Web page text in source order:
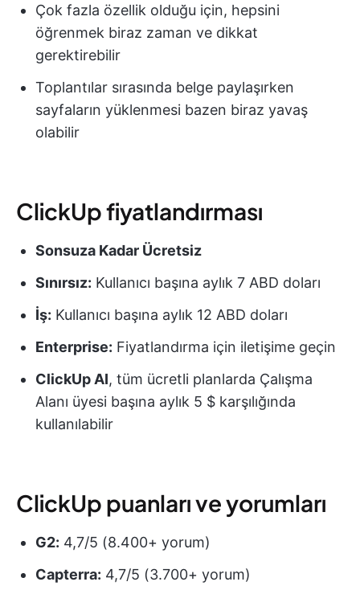
Çok fazla özellik olduğu için, hepsini
öğrenmek biraz zaman ve dikkat
gerektirebilir
Toplantılar sırasında belge paylaşırken
sayfaların yüklenmesi bazen biraz yavaş
olabilir
ClickUp fiyatlandırması
Sonsuza Kadar Ücretsiz
Sınırsız: Kullanıcı başına aylık 7 ABD doları
İş: Kullanıcı başına aylık 12 ABD doları
Enterprise: Fiyatlandırma için iletişime geçin
ClickUp AI, tüm ücretli planlarda Çalışma
Alanı üyesi başına aylık 5 $ karşılığında
kullanılabilir
ClickUp puanları ve yorumları
G2: 4,7/5 (8.400+ yorum)
Capterra: 4,7/5 (3.700+ yorum)